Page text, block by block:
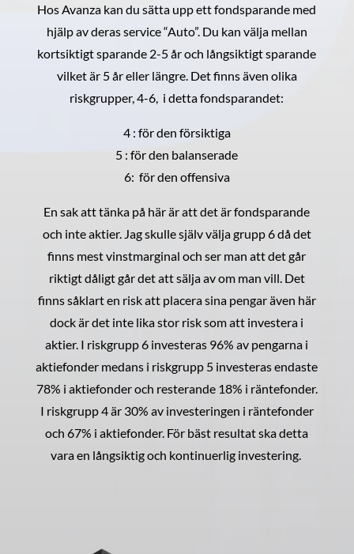
Hos Avanza kan du sätta upp ett fondsparande med
hjälp av deras service “Auto”. Du kan välja mellan
kortsiktigt sparande 2-5 år och långsiktigt sparande
vilket är 5 år eller längre. Det finns även olika
riskgrupper, 4-6, i detta fondsparandet:
4 : för den försiktiga
5 : för den balanserade
6: för den offensiva
En sak att tänka på här är att det är fondsparande
och inte aktier. Jag skulle själv välja grupp 6 då det
finns mest vinstmarginal och ser man att det går
riktigt dåligt går det att sälja av om man vill. Det
finns såklart en risk att placera sina pengar även här
dock är det inte lika stor risk som att investera i
aktier. I riskgrupp 6 investeras 96% av pengarna i
aktiefonder medans i riskgrupp 5 investeras endaste
78% i aktiefonder och resterande 18% i räntefonder.
I riskgrupp 4 är 30% av investeringen i räntefonder
och 67% i aktiefonder. För bäst resultat ska detta
vara en långsiktig och kontinuerlig investering.